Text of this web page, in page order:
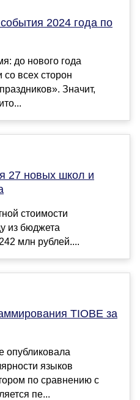
2024 года по
до нового года
со всех сторон
Значит,
27 новых школ и
стоимости
из бюджета
млн рублей....
TIOBE за
опубликовала
языков
по сравнению с
пе...